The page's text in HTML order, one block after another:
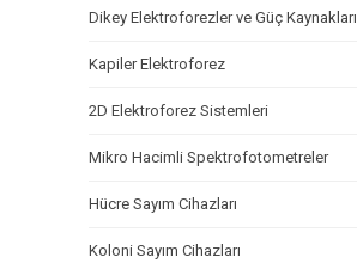
Dikey Elektroforezler ve Güç Kaynakları
Kapiler Elektroforez
2D Elektroforez Sistemleri
Mikro Hacimli Spektrofotometreler
Hücre Sayım Cihazları
Koloni Sayım Cihazları